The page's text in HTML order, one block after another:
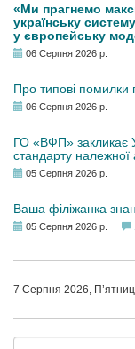
«Ми прагнемо
українську
у європейську
06 Серпня 2026 р.
Про типові помилки
06 Серпня 2026 р.
ГО «ВФП» закликає
стандарту належної
05 Серпня 2026 р.
Ваша філіжанка
05 Серпня 2026 р.
7 Серпня 2026,